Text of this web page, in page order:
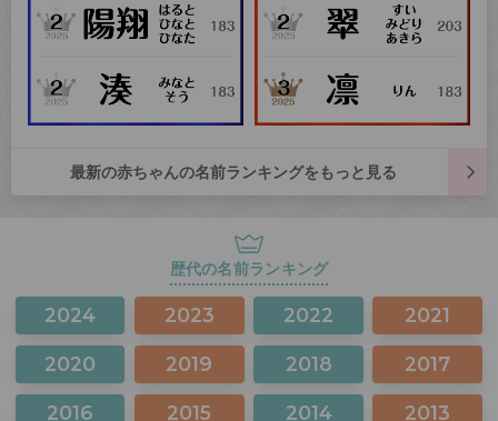
最新の赤ちゃんの名前ランキングをもっと見る
歴代の名前ランキング
2024 2023 2022 2021
2020 2019 2018 2017
2016 2015 2014 2013